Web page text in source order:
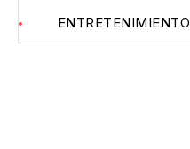
ENTRETENIMIENTO